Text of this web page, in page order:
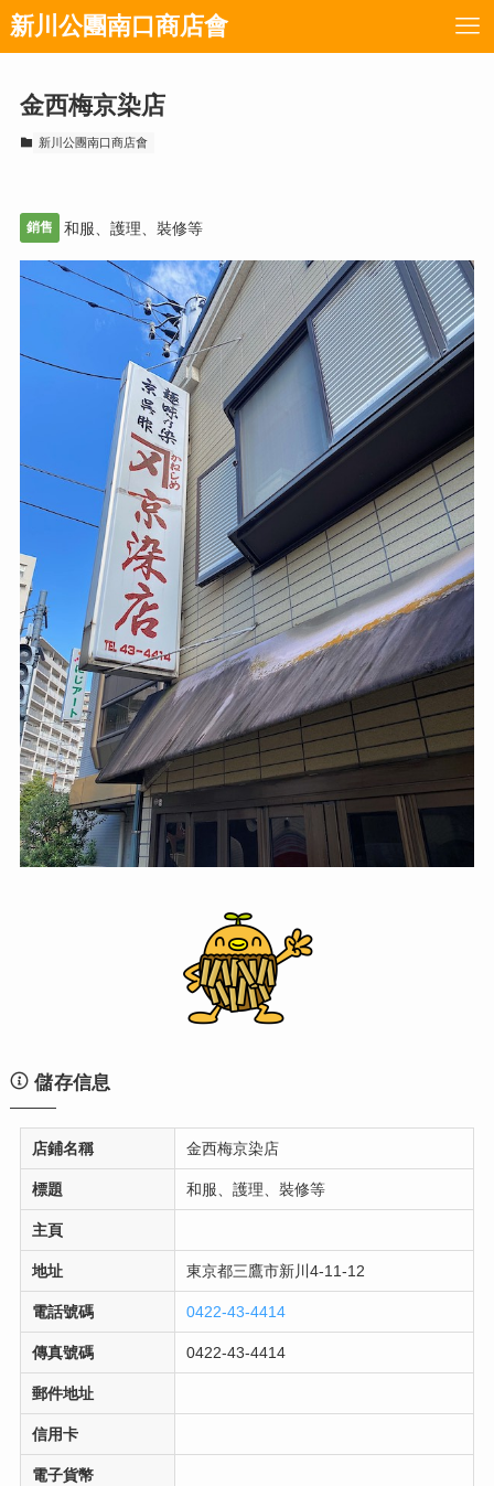
新川公團南口商店會
金西梅京染店
新川公團南口商店會
銷售 和服、護理、裝修等
儲存信息
店鋪名稱 金西梅京染店
標題 和服、護理、裝修等
主頁
地址 東京都三鷹市新川4-11-12
電話號碼 0422-43-4414
傳真號碼 0422-43-4414
郵件地址
信用卡
電子貨幣